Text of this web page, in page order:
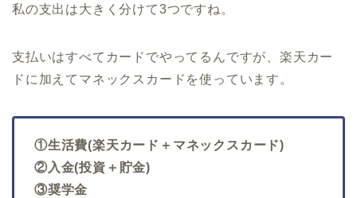
私の支出は大きく分けて3つですね。
支払いはすべてカードでやってるんですが、楽天カー
ドに加えてマネックスカードを使っています。
①生活費(楽天カード＋マネックスカード)
②入金(投資＋貯金)
③奨学金